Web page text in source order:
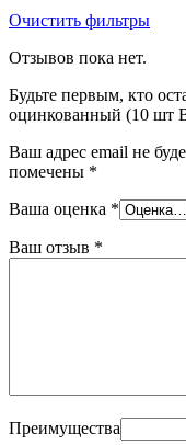
Очистить фильтры
Отзывов пока нет.
Будьте первым, кто
оцинкованный (10
Ваш адрес email не
помечены *
Ваша оценка *
Ваш отзыв *
Преимущества